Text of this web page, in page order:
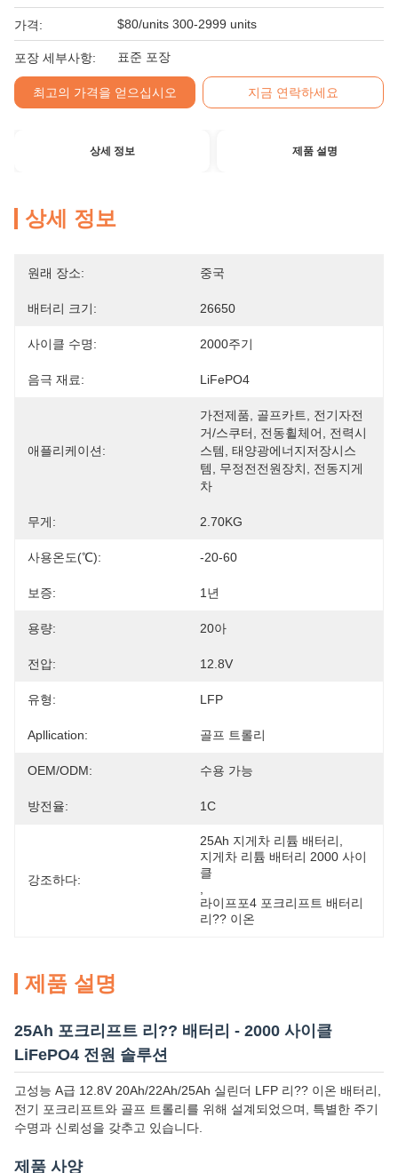
가격: $80/units 300-2999 units
포장 세부사항: 표준 포장
최고의 가격을 얻으십시오 지금 연락하세요
상세 정보 제품 설명
상세 정보
원래 장소: 중국
배터리 크기: 26650
사이클 수명: 2000주기
음극 재료: LiFePO4
애플리케이션:
가전제품, 골프카트, 전기자전
거/스쿠터, 전동휠체어, 전력시
스템, 태양광에너지저장시스
템, 무정전전원장치, 전동지게
차
무게: 2.70KG
사용온도(℃): -20-60
보증: 1년
용량: 20아
전압: 12.8V
유형: LFP
Apllication: 골프 트롤리
OEM/ODM: 수용 가능
방전율: 1C
강조하다:
25Ah 지게차 리튬 배터리
지게차 리튬 배터리 2000 사이
클
라이프포4 포크리프트 배터리
리?? 이온
제품 설명
25Ah 포크리프트 리?? 배터리 - 2000 사이클
LiFePO4 전원 솔루션
고성능 A급 12.8V 20Ah/22Ah/25Ah 실린더 LFP 리?? 이온 배터리,
전기 포크리프트와 골프 트롤리를 위해 설계되었으며, 특별한 주기
수명과 신뢰성을 갖추고 있습니다.
제품 사양